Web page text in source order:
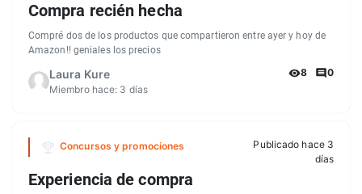
Compra recién hecha
Compré dos de los productos que compartieron entre ayer y hoy de
Amazon!! geniales los precios
Laura Kure
Miembro hace: 3 días
8 0
Concursos y promociones
Publicado hace 3
días
Experiencia de compra